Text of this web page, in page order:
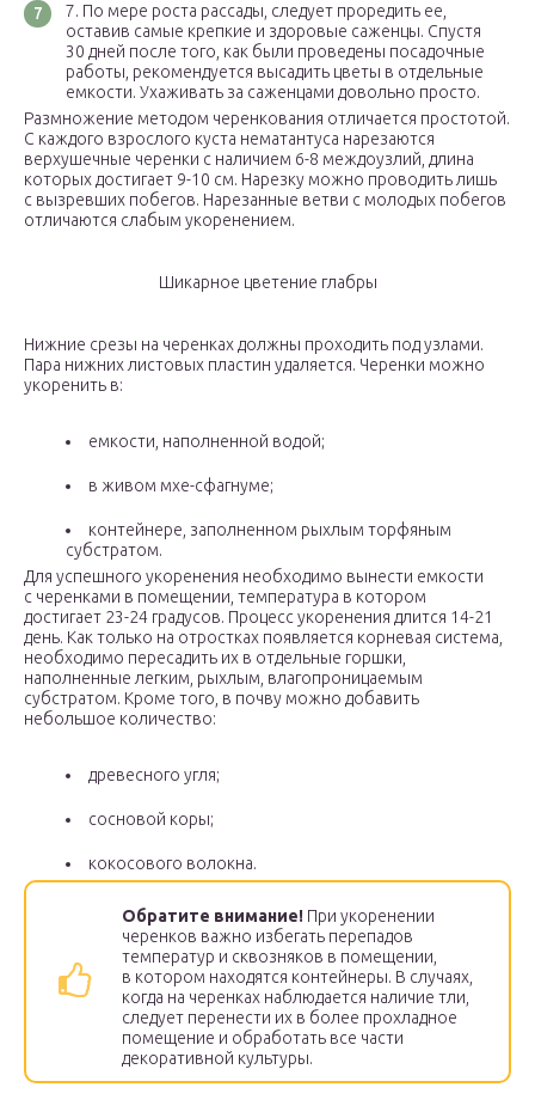
По мере роста рассады, следует проредить ее,
оставив самые крепкие и здоровые саженцы. Спустя
30 дней после того, как были проведены посадочные
работы, рекомендуется высадить цветы в отдельные
емкости. Ухаживать за саженцами довольно просто.
Размножение методом черенкования отличается простотой.
С каждого взрослого куста нематантуса нарезаются
верхушечные черенки с наличием 6-8 междоузлий, длина
которых достигает 9-10 см. Нарезку можно проводить лишь
с вызревших побегов. Нарезанные ветви с молодых побегов
отличаются слабым укоренением.
Шикарное цветение глабры
Нижние срезы на черенках должны проходить под узлами.
Пара нижних листовых пластин удаляется. Черенки можно
укоренить в:
емкости, наполненной водой;
в живом мхе-сфагнуме;
контейнере, заполненном рыхлым торфяным
субстратом.
Для успешного укоренения необходимо вынести емкости
с черенками в помещении, температура в котором
достигает 23-24 градусов. Процесс укоренения длится 14-21
день. Как только на отростках появляется корневая система,
необходимо пересадить их в отдельные горшки,
наполненные легким, рыхлым, влагопроницаемым
субстратом. Кроме того, в почву можно добавить
небольшое количество:
древесного угля;
сосновой коры;
кокосового волокна.
Обратите внимание! При укоренении
черенков важно избегать перепадов
температур и сквозняков в помещении,
в котором находятся контейнеры. В случаях,
когда на черенках наблюдается наличие тли,
следует перенести их в более прохладное
помещение и обработать все части
декоративной культуры.